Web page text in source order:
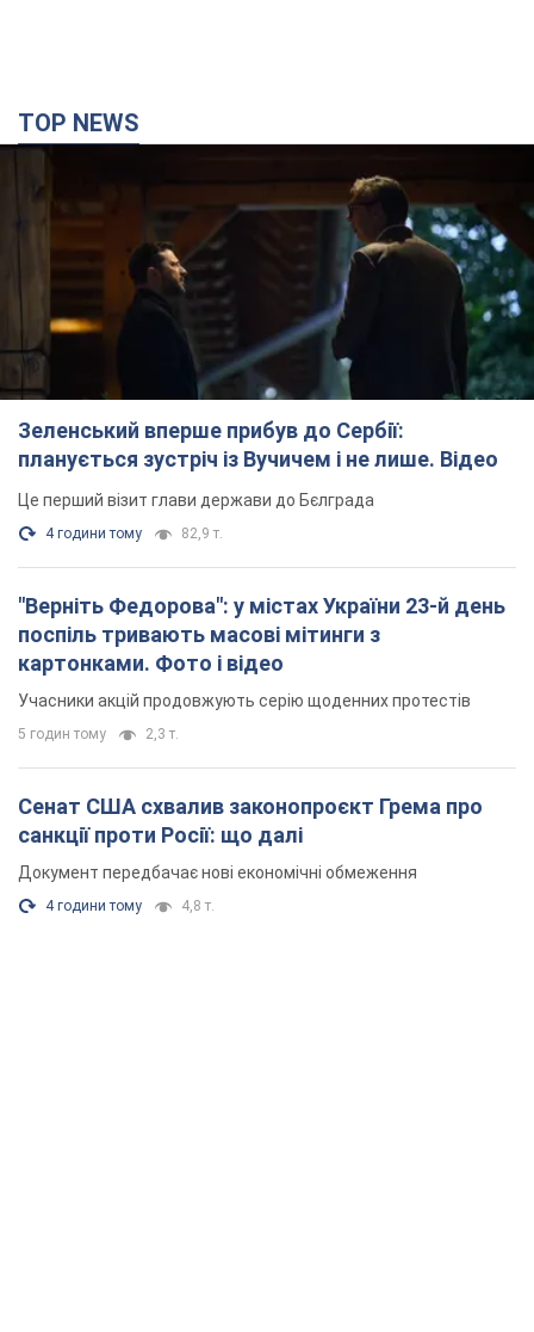
TOP NEWS
Зеленський вперше прибув до Сербії:
планується зустріч із Вучичем і не лише. Відео
Це перший візит глави держави до Бєлграда
4 години тому 82,9 т.
"Верніть Федорова": у містах України 23-й день
поспіль тривають масові мітинги з
картонками. Фото і відео
Учасники акцій продовжують серію щоденних протестів
5 годин тому 2,3 т.
Сенат США схвалив законопроєкт Грема про
санкції проти Росії: що далі
Документ передбачає нові економічні обмеження
4 години тому 4,8 т.